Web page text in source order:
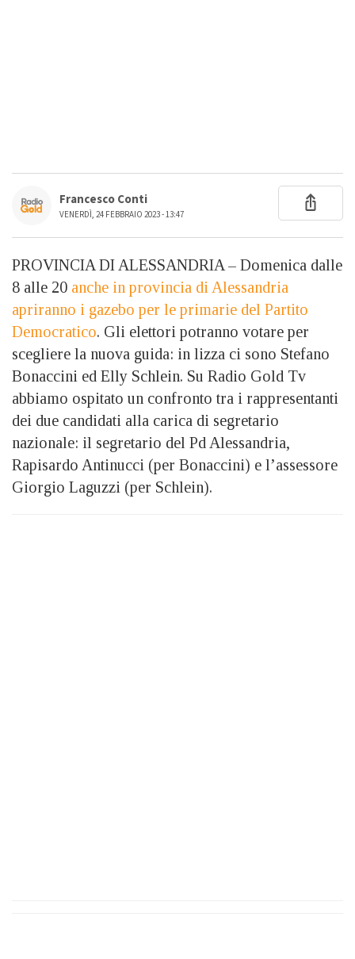
Francesco Conti
VENERDÌ, 24 FEBBRAIO 2023 - 13:47
PROVINCIA DI ALESSANDRIA – Domenica dalle
8 alle 20 anche in provincia di Alessandria
apriranno i gazebo per le primarie del Partito
Democratico. Gli elettori potranno votare per
scegliere la nuova guida: in lizza ci sono Stefano
Bonaccini ed Elly Schlein. Su Radio Gold Tv
abbiamo ospitato un confronto tra i rappresentanti
dei due candidati alla carica di segretario
nazionale: il segretario del Pd Alessandria,
Rapisardo Antinucci (per Bonaccini) e l’assessore
Giorgio Laguzzi (per Schlein).